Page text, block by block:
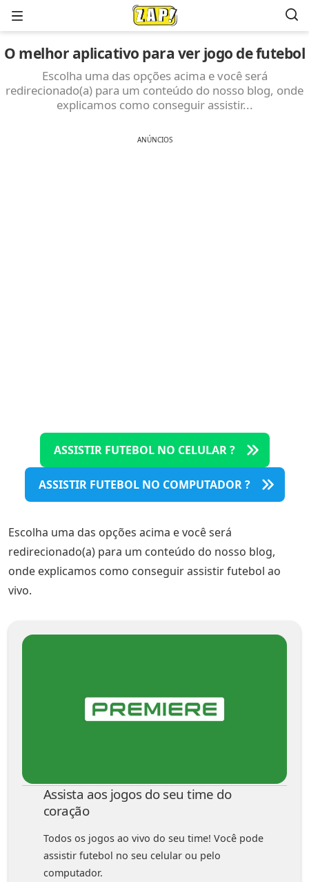
Menu
O melhor aplicativo para ver jogo de futebol
Escolha uma das opções acima e você será
redirecionado(a) para um conteúdo do nosso blog, onde
explicamos como conseguir assistir...
ANÚNCIOS
ASSISTIR FUTEBOL NO CELULAR ?
ASSISTIR FUTEBOL NO COMPUTADOR ?️
Escolha uma das opções acima e você será
redirecionado(a) para um conteúdo do nosso blog,
onde explicamos como conseguir assistir futebol ao
vivo.
Assista aos jogos do seu time do
coração
Todos os jogos ao vivo do seu time! Você pode
assistir futebol no seu celular ou pelo
computador.